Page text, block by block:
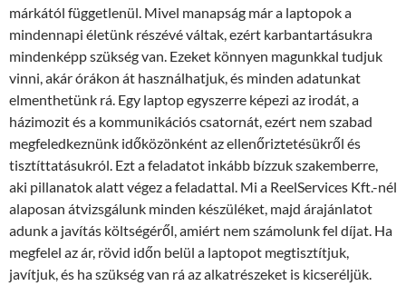
márkától függetlenül. Mivel manapság már a laptopok a
mindennapi életünk részévé váltak, ezért karbantartásukra
mindenképp szükség van. Ezeket könnyen magunkkal tudjuk
vinni, akár órákon át használhatjuk, és minden adatunkat
elmenthetünk rá. Egy laptop egyszerre képezi az irodát, a
házimozit és a kommunikációs csatornát, ezért nem szabad
megfeledkeznünk időközönként az ellenőriztetésükről és
tisztíttatásukról. Ezt a feladatot inkább bízzuk szakemberre,
aki pillanatok alatt végez a feladattal. Mi a ReelServices Kft.-nél
alaposan átvizsgálunk minden készüléket, majd árajánlatot
adunk a javítás költségéről, amiért nem számolunk fel díjat. Ha
megfelel az ár, rövid időn belül a laptopot megtisztítjuk,
javítjuk, és ha szükség van rá az alkatrészeket is kicseréljük.